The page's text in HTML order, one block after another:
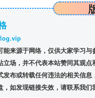
来源于网络，仅供大家学习与
场，并不代表本站赞同其观点
发布或转载任何违法的相关信息
如发现链接失效，请联系我们